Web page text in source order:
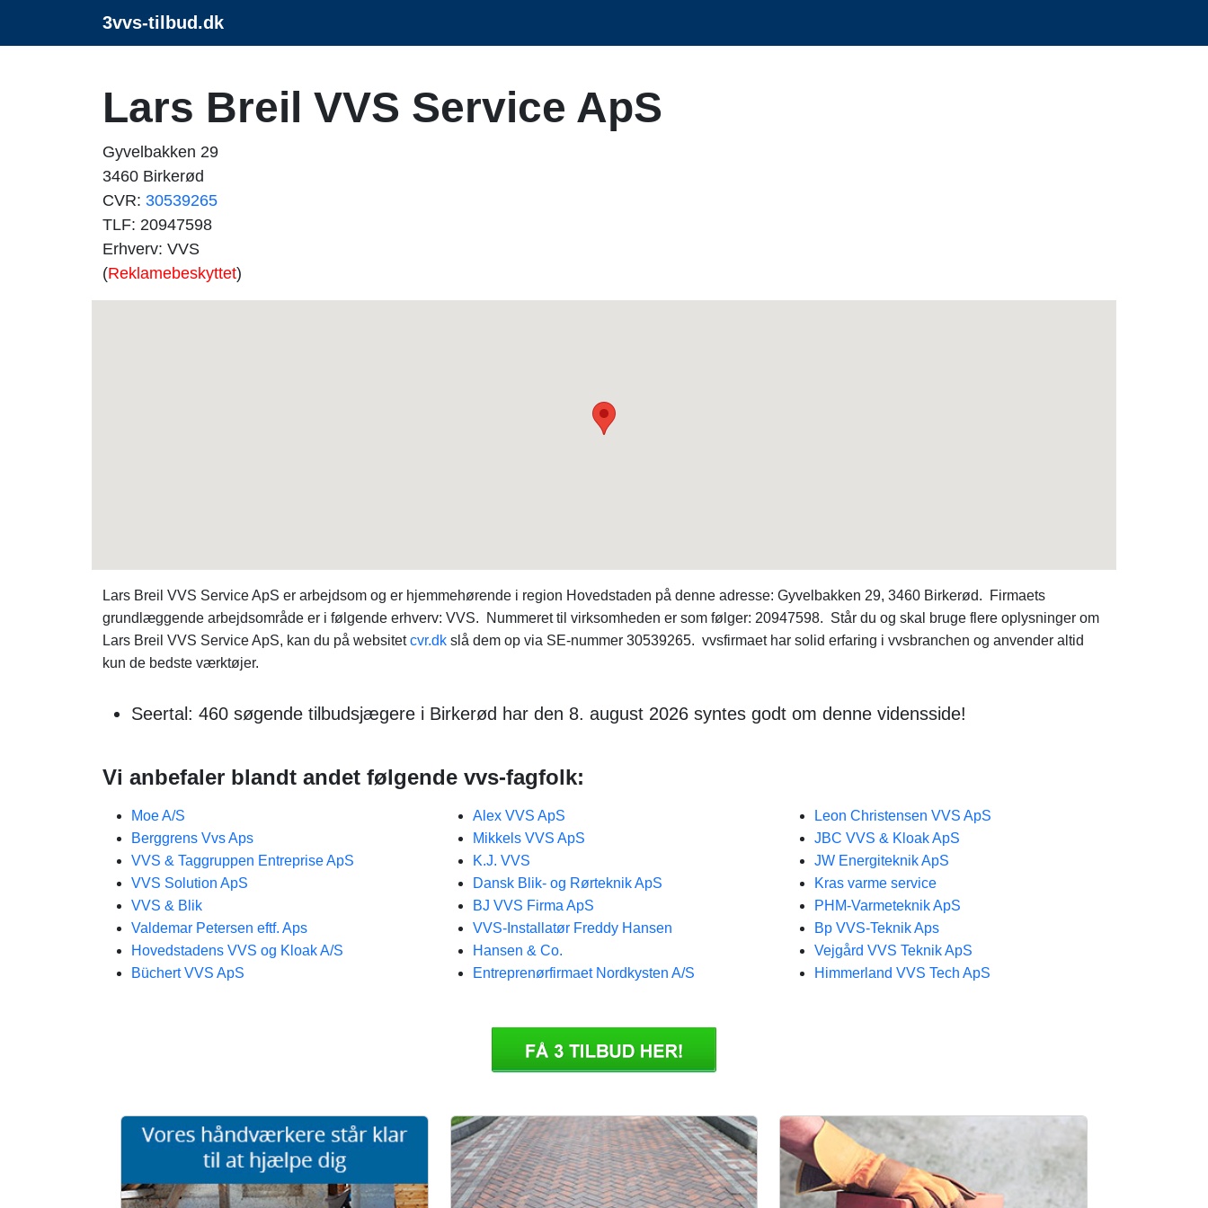
3vvs-tilbud.dk
Lars Breil VVS Service ApS
Gyvelbakken 29
3460 Birkerød
CVR: 30539265
TLF: 20947598
Erhverv: VVS
(Reklamebeskyttet)
Lars Breil VVS Service ApS er arbejdsom og er hjemmehørende i region Hovedstaden på denne adresse: Gyvelbakken 29, 3460 Birkerød. Firmaets
grundlæggende arbejdsområde er i følgende erhverv: VVS. Nummeret til virksomheden er som følger: 20947598. Står du og skal bruge flere oplysninger om
Lars Breil VVS Service ApS, kan du på websitetcvr.dk slå dem op via SE-nummer 30539265. vvsfirmaet har solid erfaring i vvsbranchen og anvender altid
kun de bedste værktøjer.
Seertal: 460 søgende tilbudsjægere i Birkerød har den 8. august 2026 syntes godt om denne vidensside!
Vi anbefaler blandt andet følgende vvs-fagfolk:
Moe A/S
Berggrens Vvs Aps
VVS & Taggruppen Entreprise ApS
VVS Solution ApS
VVS & Blik
Valdemar Petersen eftf. Aps
Hovedstadens VVS og Kloak A/S
Büchert VVS ApS
Alex VVS ApS
Mikkels VVS ApS
K.J. VVS
Dansk Blik- og Rørteknik ApS
BJ VVS Firma ApS
VVS-Installatør Freddy Hansen
Hansen & Co.
Entreprenørfirmaet Nordkysten A/S
Leon Christensen VVS ApS
JBC VVS & Kloak ApS
JW Energiteknik ApS
Kras varme service
PHM-Varmeteknik ApS
Bp VVS-Teknik Aps
Vejgård VVS Teknik ApS
Himmerland VVS Tech ApS